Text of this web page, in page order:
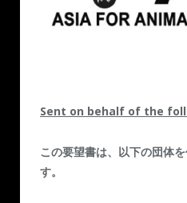
Sent on behalf of the
この要望書は、以下の団体
す。